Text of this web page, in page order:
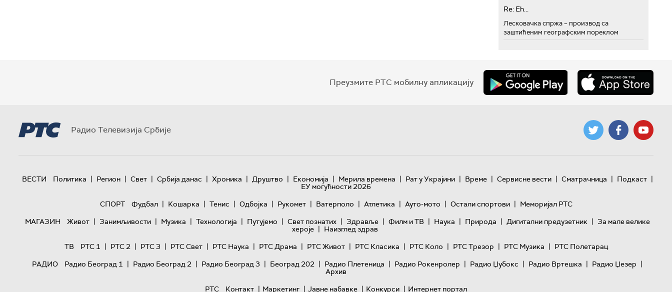
Re: Eh...
Лесковачка спржа – производ са
заштићеним географским пореклом
Преузмите РТС мобилну апликацију
Радио Телевизија Србије
ВЕСТИ Политика | Регион | Свет | Србија данас | Хроника | Друштво | Економија | Мерила времена | Рат у Украјини | Време | Сервисне вести | Сматрачница | Подкаст |
ЕУ могућности 2026
СПОРТ
Фудбал | Кошарка | Тенис | Одбојка | Рукомет | Ватерполо | Атлетика | Ауто-мото | Остали спортови | Меморијал РТС
МАГАЗИН
Живот | Занимљивости | Музика | Технологијa | Путујемо | Свет познатих | Здравље | Филм и ТВ | Наука | Природа | Дигитални предузетник | За мале велике
хероје | Наизглед здрав
ТВ
РТС 1 | РТС 2 | РТС 3 | РТС Свет | РТС Наука | РТС Драма | РТС Живот | РТС Класика | РТС Коло | РТС Трезор | РТС Музика | РТС Полетарац
РАДИО
Радио Београд 1 | Радио Београд 2 | Радио Београд 3 | Београд 202 | Радио Плетеница | Радио Рокенролер | Радио Џубокс | Радио Вртешка | Радио Џезер |
Архив
РТС
Контакт | Маркетинг | Јавне набавке | Конкурси | Интернет портал